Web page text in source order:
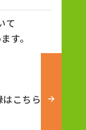
て
す。
はこちら